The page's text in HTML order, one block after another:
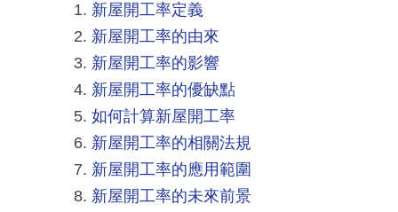
新屋開工率定義
新屋開工率的由來
新屋開工率的影響
新屋開工率的優缺點
如何計算新屋開工率
新屋開工率的相關法規
新屋開工率的應用範圍
新屋開工率的未來前景